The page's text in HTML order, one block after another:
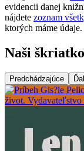
evidencii danej
nájdete zoznam
ktorých máme údaje.
Naši
Predchádzajúce